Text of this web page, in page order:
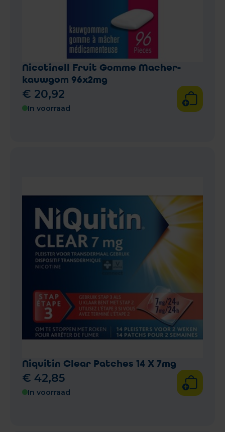
Nicotinell Fruit Gomme Macher-
kauwgom 96x2mg
€ 20,92
In voorraad
Niquitin Clear Patches 14 X 7mg
€ 42,85
In voorraad